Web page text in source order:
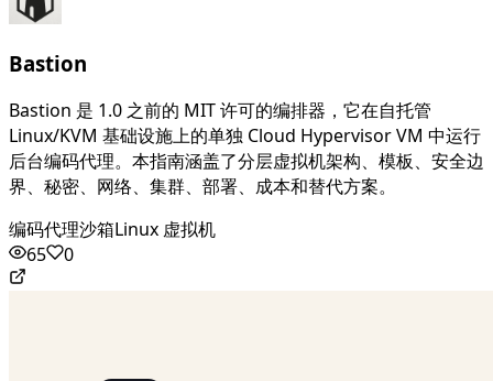
Bastion
Bastion 是 1.0 之前的 MIT 许可的编排器，它在自托管
Linux/KVM 基础设施上的单独 Cloud Hypervisor VM 中运行
后台编码代理。本指南涵盖了分层虚拟机架构、模板、安全边
界、秘密、网络、集群、部署、成本和替代方案。
编码代理沙箱Linux 虚拟机
65
0